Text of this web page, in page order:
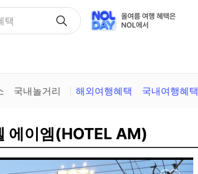
택
국내놀거리 해외여행혜택 국내여행혜택
에이엠(HOTEL AM)